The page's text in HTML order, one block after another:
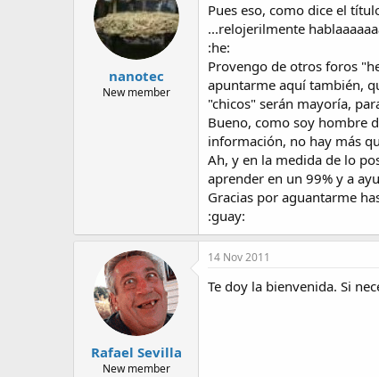
nanotec
New member
Pues eso, como dice el
...relojerilmente
:he:
Provengo de otros foros
apuntarme aquí también,
"chicos" serán mayoría,
Bueno, como soy hombre
información, no hay más
Ah, y en la medida de lo
aprender en un 99% y a
Gracias por aguantarme
:guay:
Rafael Sevilla
New member
14 Nov 2011
Te doy la bienvenida. Si